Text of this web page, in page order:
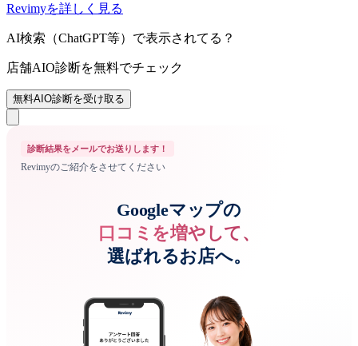
Revimyを詳しく見る
AI検索（ChatGPT等）で表示されてる？
店舗AIO診断を無料でチェック
無料AIO診断を受け取る
診断結果をメールでお送りします！
Revimyのご紹介をさせてください
Googleマップの
口コミを増やして、
選ばれるお店へ。